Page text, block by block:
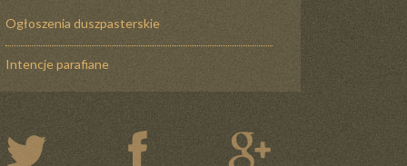
Ogłoszenia duszpasterskie
Intencje parafiane